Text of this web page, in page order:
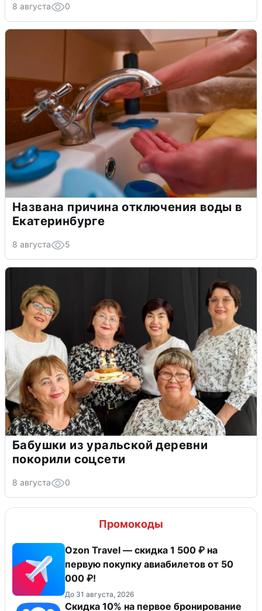
8 августа 0
Названа причина отключения воды в
Екатеринбурге
8 августа 5
Бабушки из уральской деревни
покорили соцсети
8 августа 0
Промокоды
Ozon Travel — скидка 1 500 ₽ на
первую покупку авиабилетов от 50
000 ₽!
До 31 августа, 2026
Скидка 10% на первое бронирование